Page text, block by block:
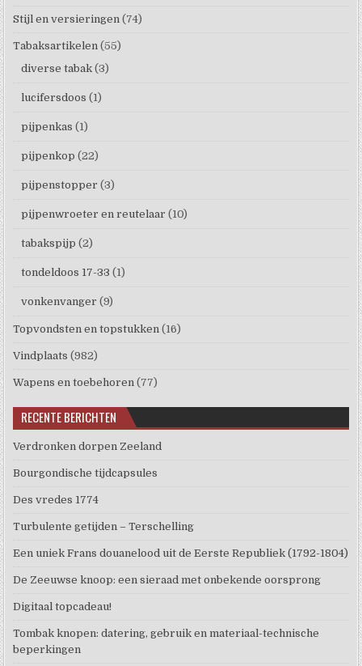
Stijl en versieringen (74)
Tabaksartikelen (55)
diverse tabak (3)
lucifersdoos (1)
pijpenkas (1)
pijpenkop (22)
pijpenstopper (3)
pijpenwroeter en reutelaar (10)
tabakspijp (2)
tondeldoos 17-33 (1)
vonkenvanger (9)
Topvondsten en topstukken (16)
Vindplaats (982)
Wapens en toebehoren (77)
RECENTE BERICHTEN
Verdronken dorpen Zeeland
Bourgondische tijdcapsules
Des vredes 1774
Turbulente getijden – Terschelling
Een uniek Frans douanelood uit de Eerste Republiek (1792-1804)
De Zeeuwse knoop: een sieraad met onbekende oorsprong
Digitaal topcadeau!
Tombak knopen: datering, gebruik en materiaal-technische
beperkingen